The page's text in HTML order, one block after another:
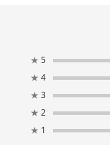
★ 5
★ 4
★ 3
★ 2
★ 1